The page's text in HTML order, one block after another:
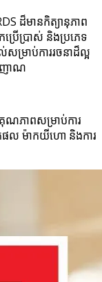
ដ៏មានកិត្យានុភាព
រើប្រាស់ និងប្រភេទ
ម្រាប់ការរចនាដ៏ល្អ
ញាណ
ណភាពសម្រាប់ការ
តផល ម៉ាកយីហោ និងការ